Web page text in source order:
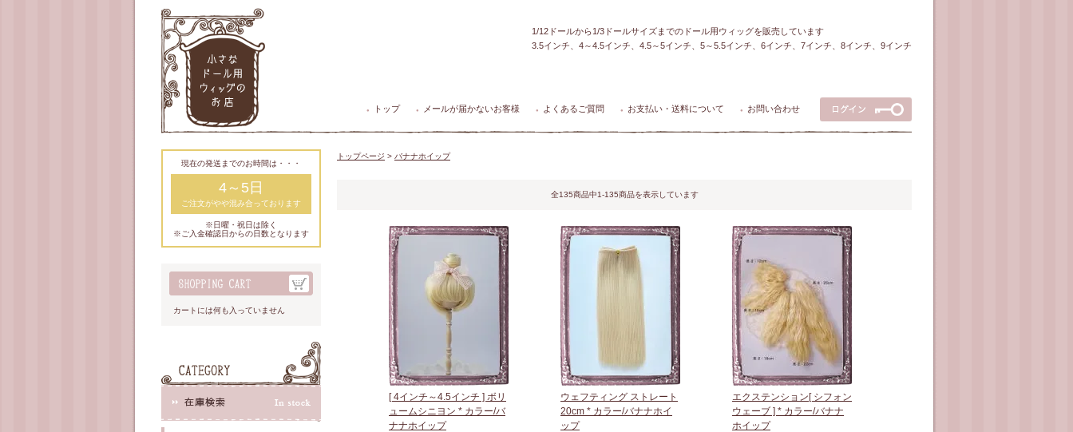
1/12ドールから1/3ドールサイズまでのドール用ウィッグを販売しています
3.5インチ、4～4.5インチ、4.5～5インチ、5～5.5インチ、6インチ、7インチ、8インチ、9インチ
● トップ ● メールが届かないお客様 ● よくあるご質問 ● お支払い・送料について ● お問い合わせ
現在の発送までのお時間は・・・
4～5日
ご注文がやや混み合っております
※日曜・祝日は除く
※ご入金確認日からの日数となります
カートには何も入っていません
トップページ > バナナホイップ
全135商品中1-135商品を表示しています
[ 4インチ～4.5インチ ] ボリ
ュームシニヨン * カラー/バ
ナナホイップ
ウェフティング ストレート
20cm * カラー/バナナホイ
ップ
エクステンション[ シフォン
ウェーブ ] * カラー/バナナ
ホイップ